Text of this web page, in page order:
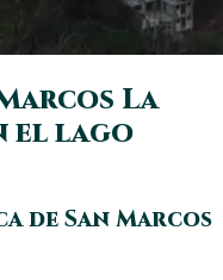
La
el lago
de San Marcos